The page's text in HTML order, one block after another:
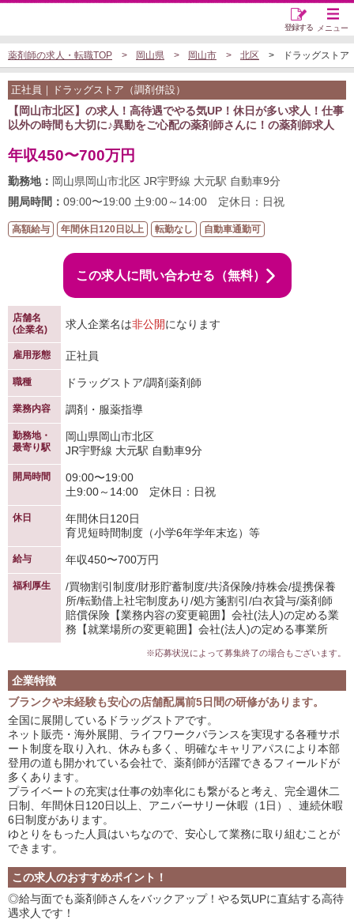
メニュー
登録する
薬剤師の求人・転職TOP 岡山県 岡山市 北区 ドラッグスト
正社員｜ドラッグストア（調剤併設）
【岡山市北区】の求人！高待遇でやる気UP！休日が多い求人！仕事
以外の時間も大切に♪異動をご心配の薬剤師さんに！の薬剤師求人
年収450〜700万円
勤務地： 岡山県岡山市北区 JR宇野線 大元駅 自動車9分
開局時間： 09:00〜19:00 土9:00～14:00 定休日：日祝
高額給与 年間休日120日以上 転勤なし 自動車通勤可
この求人に問い合わせる（無料）
店舗名
(企業名)
求人企業名は非公開になります
雇用形態 正社員
職種 ドラッグストア/調剤薬剤師
業務内容 調剤・服薬指導
勤務地・
最寄り駅
岡山県岡山市北区
JR宇野線 大元駅 自動車9分
開局時間
09:00〜19:00
土9:00～14:00 定休日：日祝
休日
年間休日120日
育児短時間制度（小学6年学年末迄）等
給与 年収450〜700万円
福利厚生
/買物割引制度/財形貯蓄制度/共済保険/持株会/提携保養
所/転勤借上社宅制度あり/処方箋割引/白衣貸与/薬剤師
賠償保険【業務内容の変更範囲】会社(法人)の定める業
務【就業場所の変更範囲】会社(法人)の定める事業所
※応募状況によって募集終了の場合もございます。
企業特徴
ブランクや未経験も安心の店舗配属前5日間の研修があります。
全国に展開しているドラッグストアです。
ネット販売・海外展開、ライフワークバランスを実現する各種サポ
ート制度を取り入れ、休みも多く、明確なキャリアパスにより本部
登用の道も開かれている会社で、薬剤師が活躍できるフィールドが
多くあります。
プライベートの充実は仕事の効率化にも繋がると考え、完全週休二
日制、年間休日120日以上、アニバーサリー休暇（1日）、連続休暇
6日制度があります。
ゆとりをもった人員はいちなので、安心して業務に取り組むことが
できます。
この求人のおすすめポイント！
◎給与面でも薬剤師さんをバックアップ！やる気UPに直結する高待
遇求人です！